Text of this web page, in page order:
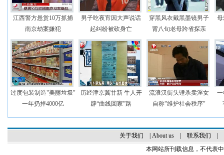
江西警方悬赏10万抓捕
南京劫案嫌犯
男子吃夜宵因大声说话
起纠纷被砍身亡
穿黑风衣戴黑墨镜男子
背八旬老母跨省探亲
过度包装制造"美丽垃圾"
一年扔掉4000亿
历经津京冀甘新 牛人开
辟“曲线回家”路
流浪汉街头锤杀卖淫女
自称"维护社会秩序"
关于我们 About us| 联系我们
本网站所刊载信息，不代表